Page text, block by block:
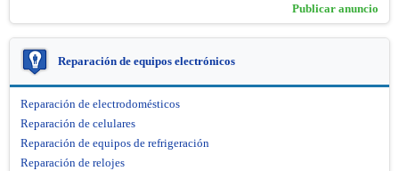
Publicar anuncio
Reparación de equipos electrónicos
Reparación de electrodomésticos
Reparación de celulares
Reparación de equipos de refrigeración
Reparación de relojes